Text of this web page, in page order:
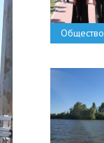
Общество